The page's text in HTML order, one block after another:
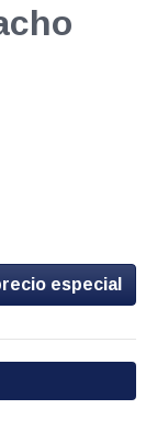
especial